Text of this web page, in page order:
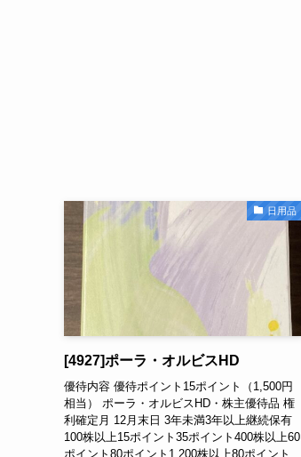
日用品
[4927]ポーラ・オルビスHD
優待内容 優待ポイント15ポイント（1,500円
相当） ポーラ・オルビスHD・株主優待品 権
利確定月 12月末日 3年未満3年以上継続保有
100株以上15ポイント35ポイント400株以上60
ポイント80ポイント1,200株以上80ポイント